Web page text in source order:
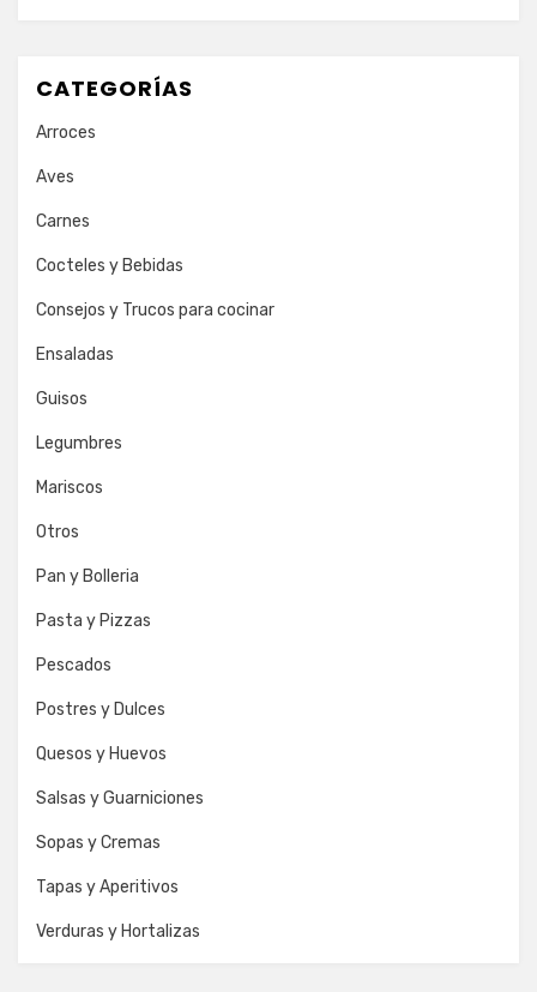
CATEGORÍAS
Arroces
Aves
Carnes
Cocteles y Bebidas
Consejos y Trucos para cocinar
Ensaladas
Guisos
Legumbres
Mariscos
Otros
Pan y Bolleria
Pasta y Pizzas
Pescados
Postres y Dulces
Quesos y Huevos
Salsas y Guarniciones
Sopas y Cremas
Tapas y Aperitivos
Verduras y Hortalizas